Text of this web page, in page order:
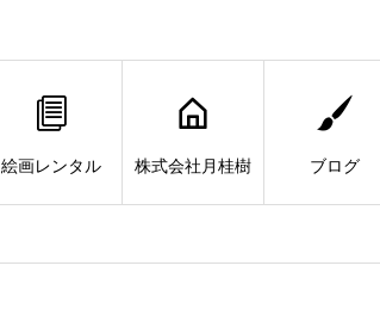
絵画レンタル 株式会社月桂樹 ブログ